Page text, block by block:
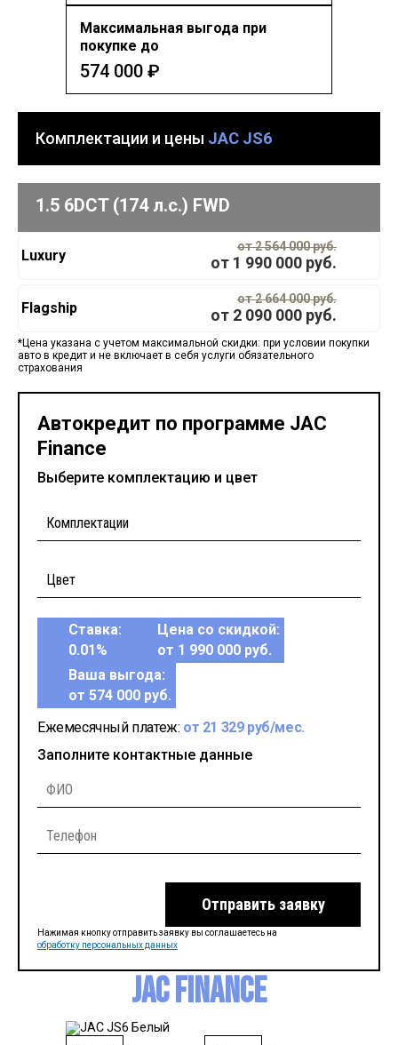
Максимальная выгода при
покупке до
574 000 ₽
Комплектации и цены JAC JS6
1.5 6DCT (174 л.с.) FWD
Luxury
от 2 564 000 руб.
от 1 990 000 руб.
Flagship
от 2 664 000 руб.
от 2 090 000 руб.
*Цена указана с учетом максимальной скидки: при условии покупки
авто в кредит и не включает в себя услуги обязательного
страхования
Автокредит по программе JAC
Finance
Выберите комплектацию и цвет
Ставка:
0.01%
Цена со скидкой:
от 1 990 000 руб.
Ваша выгода:
от 574 000 руб.
Ежемесячный платеж: от 21 329 руб/мес.
Заполните контактные данные
Отправить заявку
Нажимая кнопку отправить заявку вы соглашаетесь на
обработку персональных данных
JAC Finance